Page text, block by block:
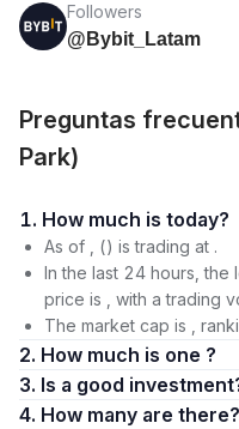
Followers
@Bybit_Latam
Preguntas
Park)
1. How much is today?
As of , () is trading at .
In the last 24 hours, the
price is , with a trading
The market cap is ,
2. How much is one ?
3. Is a good
4. How many are there?